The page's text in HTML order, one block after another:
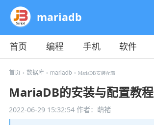
mariadb
首页 编程 手机 软件
教程
平面 服务器
首页 > 数据库> mariadb > MariaDB安装配置
MariaDB的安装与配置教程
2022-06-29 15:32:54作者：萌褚